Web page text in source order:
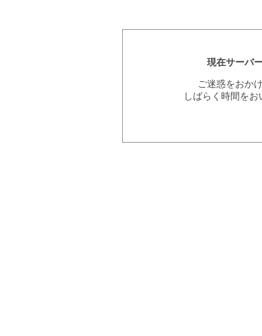
現在サーバ
ご迷惑をおか
しばらく時間を